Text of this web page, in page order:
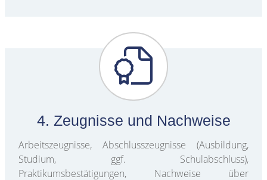
4. Zeugnisse und Nachweise
Arbeitszeugnisse, Abschlusszeugnisse (Ausbildung,
Studium, ggf. Schulabschluss),
Praktikumsbestätigungen, Nachweise über